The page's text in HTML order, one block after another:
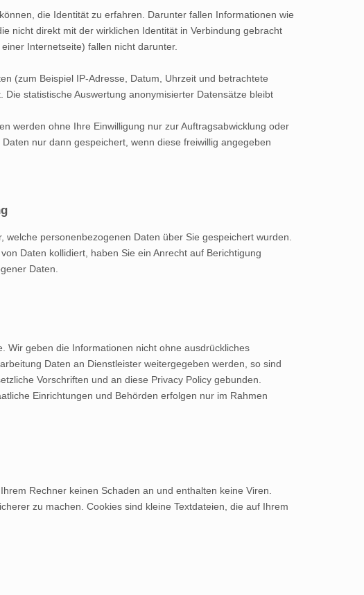
die Identität zu erfahren. Darunter fallen Informationen wie
nicht direkt mit der wirklichen Identität in Verbindung gebracht
Internetseite) fallen nicht darunter.
(zum Beispiel IP-Adresse, Datum, Uhrzeit und betrachtete
statistische Auswertung anonymisierter Datensätze bleibt
werden ohne Ihre Einwilligung nur zur Auftragsabwicklung oder
nur dann gespeichert, wenn diese freiwillig angegeben
personenbezogenen Daten über Sie gespeichert wurden.
Daten kollidiert, haben Sie ein Anrecht auf Berichtigung
Daten.
Wir geben die Informationen nicht ohne ausdrückliches
Daten an Dienstleister weitergegeben werden, so sind
Vorschriften und an diese Privacy Policy gebunden.
Einrichtungen und Behörden erfolgen nur im Rahmen
Rechner keinen Schaden an und enthalten keine Viren.
zu machen. Cookies sind kleine Textdateien, die auf Ihrem